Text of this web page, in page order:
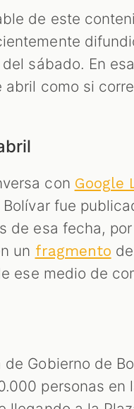
de este
sábado. En
como si
con Google
fue
de esa fecha,
un fragmento
ese medio de
de Gobierno de
personas en